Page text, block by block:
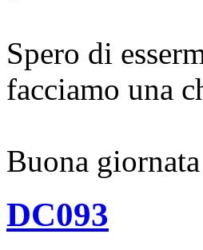
Spero di
facciamo una
Buona
DC093